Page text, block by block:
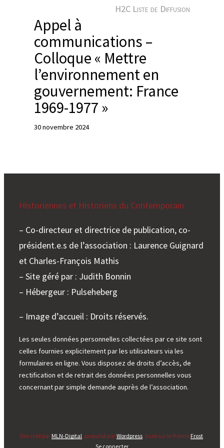
H2C Liste de Diffusion
Appel à
communications –
Colloque « Mettre
l’environnement en
gouvernement: France
1969-1977 »
30 novembre 2024
Historiennes et Historiens du Contemporain
– Co-directeur et directrice de publication, co-
président.e.s de l’association : Laurence Guignard
et Charles-François Mathis
– Site géré par : Judith Bonnin
– Hébergeur : Pulseheberg
– Image d’accueil : Droits réservés.
Les seules données personnelles collectées par ce site sont
celles fournies explicitement par les utilisateurs via les
formulaires en ligne. Vous disposez de droits d’accès, de
rectification et de retrait des données personnelles vous
concernant par simple demande auprès de l’association.
Site créé par MLN-Digital , propulsé parWordpress , basé sur le thème Frost.
Se connecter